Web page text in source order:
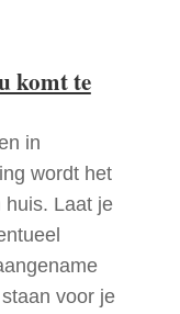
komt te
in
wordt het
huis. Laat je
voor je